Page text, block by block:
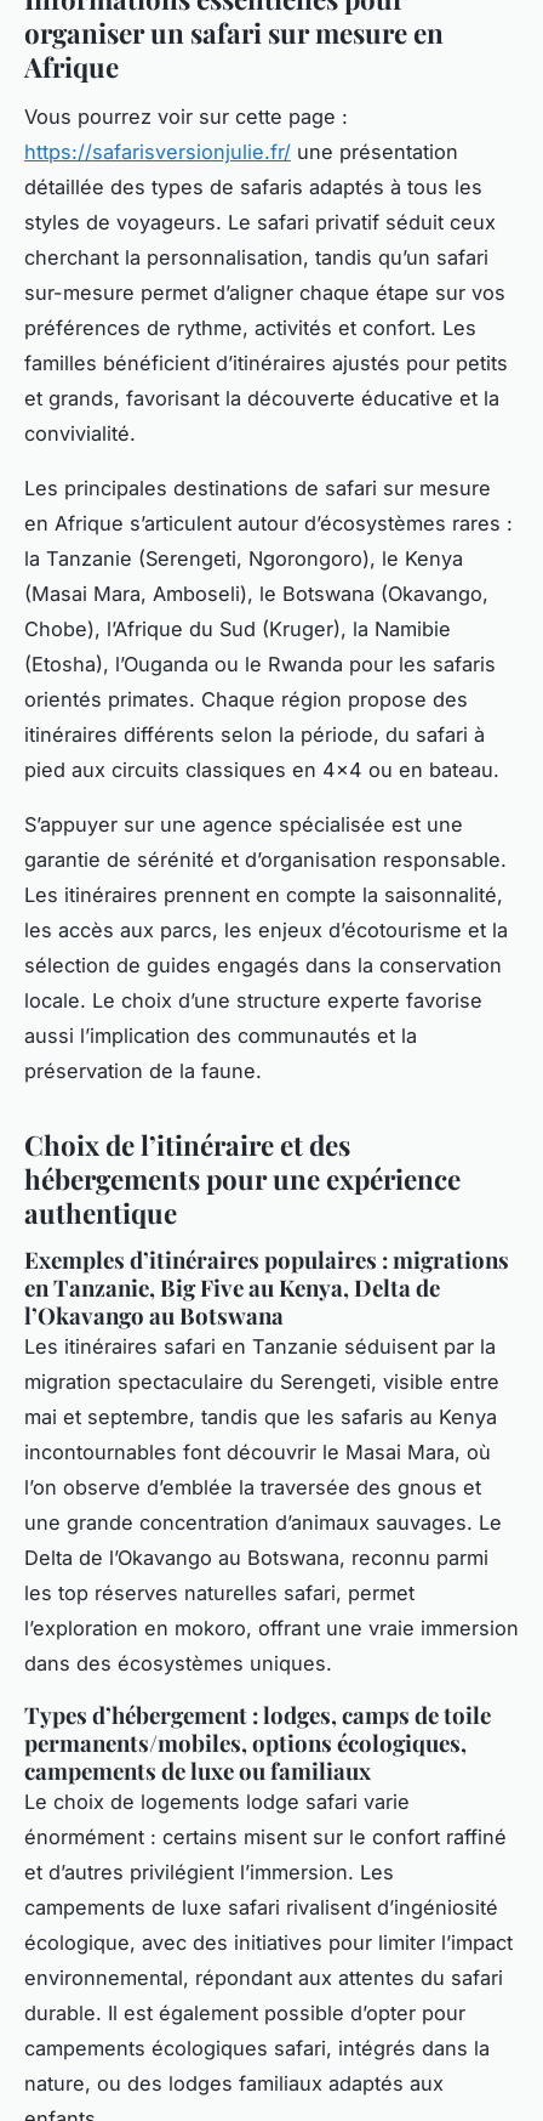
organiser un safari sur mesure en
Afrique
Vous pourrez voir sur cette page :
https://safarisversionjulie.fr/ une présentation
détaillée des types de safaris adaptés à tous les
styles de voyageurs. Le safari privatif séduit ceux
cherchant la personnalisation, tandis qu’un safari
sur-mesure permet d’aligner chaque étape sur vos
préférences de rythme, activités et confort. Les
familles bénéficient d’itinéraires ajustés pour petits
et grands, favorisant la découverte éducative et la
convivialité.
Les principales destinations de safari sur mesure
en Afrique s’articulent autour d’écosystèmes rares :
la Tanzanie (Serengeti, Ngorongoro), le Kenya
(Masai Mara, Amboseli), le Botswana (Okavango,
Chobe), l’Afrique du Sud (Kruger), la Namibie
(Etosha), l’Ouganda ou le Rwanda pour les safaris
orientés primates. Chaque région propose des
itinéraires différents selon la période, du safari à
pied aux circuits classiques en 4x4 ou en bateau.
S’appuyer sur une agence spécialisée est une
garantie de sérénité et d’organisation responsable.
Les itinéraires prennent en compte la saisonnalité,
les accès aux parcs, les enjeux d’écotourisme et la
sélection de guides engagés dans la conservation
locale. Le choix d’une structure experte favorise
aussi l’implication des communautés et la
préservation de la faune.
Choix de l’itinéraire et des
hébergements pour une expérience
authentique
Exemples d’itinéraires populaires : migrations
en Tanzanie, Big Five au Kenya, Delta de
l’Okavango au Botswana
Les itinéraires safari en Tanzanie séduisent par la
migration spectaculaire du Serengeti, visible entre
mai et septembre, tandis que les safaris au Kenya
incontournables font découvrir le Masai Mara, où
l’on observe d’emblée la traversée des gnous et
une grande concentration d’animaux sauvages. Le
Delta de l’Okavango au Botswana, reconnu parmi
les top réserves naturelles safari, permet
l’exploration en mokoro, offrant une vraie immersion
dans des écosystèmes uniques.
Types d’hébergement : lodges, camps de toile
permanents/mobiles, options écologiques,
campements de luxe ou familiaux
Le choix de logements lodge safari varie
énormément : certains misent sur le confort raffiné
et d’autres privilégient l’immersion. Les
campements de luxe safari rivalisent d’ingéniosité
écologique, avec des initiatives pour limiter l’impact
environnemental, répondant aux attentes du safari
durable. Il est également possible d’opter pour
campements écologiques safari, intégrés dans la
nature, ou des lodges familiaux adaptés aux